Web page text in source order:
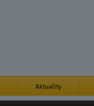
Aktuality